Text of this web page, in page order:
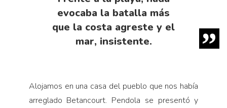
evocaba la batalla más
que la costa agreste y el
mar, insistente.
Alojamos en una casa del pueblo que nos había
arreglado Betancourt. Pendola se presentó y